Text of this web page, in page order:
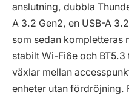
anslutning, dubbla
A 3.2 Gen2, en USB-A
som sedan kompletteras
stabilt Wi-Fi6e och
växlar mellan
enheter utan fördröjning.